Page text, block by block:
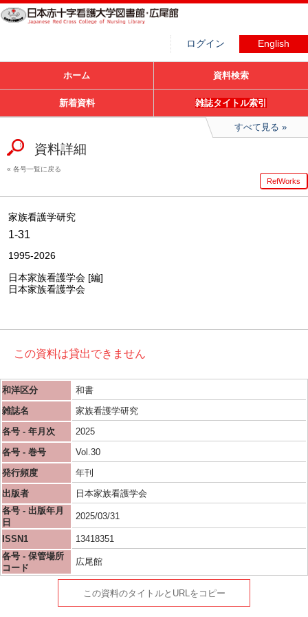
ログイン English
ホーム 資料検索
新着資料 雑誌タイトル索引
すべて見る
資料詳細
各号一覧に戻る
RefWorks
家族看護学研究
1-31
1995-2026
日本家族看護学会 [編]
日本家族看護学会
この資料は貸出できません
和洋区分
和書
雑誌名
家族看護学研究
各号 - 年月次
2025
各号 - 巻号
Vol.30
発行頻度
年刊
出版者
日本家族看護学会
各号 - 出版年月
日
2025/03/31
ISSN1
13418351
各号 - 保管場所
コード
広尾館
この資料のタイトルとURLをコピー